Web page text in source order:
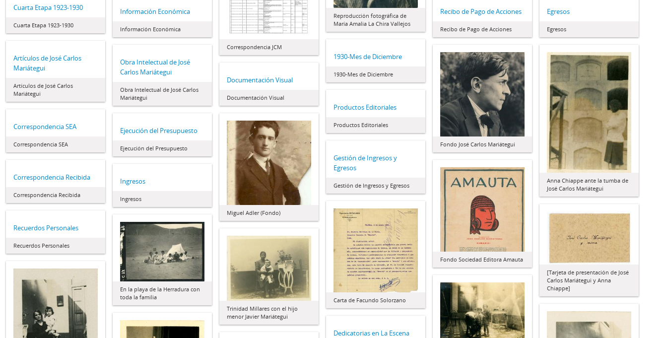
Reproducción fotográfica de
María Amalia La Chira Vallejos
Correspondencia JCM
Cuarta Etapa 1923-1930
Cuarta Etapa 1923-1930
Información Económica
Información Económica
Recibo de Pago de Acciones
Recibo de Pago de Acciones
Egresos
Egresos
1930-Mes de Diciembre
1930-Mes de Diciembre
Artículos de José Carlos
Mariátegui
Artículos de José Carlos
Mariátegui
Obra Intelectual de José
Carlos Mariátegui
Obra Intelectual de José Carlos
Mariátegui
Fondo José Carlos Mariátegui
Anna Chiappe ante la tumba de
José Carlos Mariátegui
Documentación Visual
Documentación Visual
Productos Editoriales
Productos Editoriales
Correspondencia SEA
Correspondencia SEA
Ejecución del Presupuesto
Ejecución del Presupuesto
Miguel Adler (Fondo)
Gestión de Ingresos y
Egresos
Gestión de Ingresos y Egresos
Correspondencia Recibida
Correspondencia Recibida
Fondo Sociedad Editora Amauta
Ingresos
Ingresos
Carta de Facundo Solorzano
[Tarjeta de presentación de José
Carlos Mariátegui y Anna
Chiappe]
Recuerdos Personales
Recuerdos Personales
En la playa de la Herradura con
toda la familia
Trinidad Millares con el hijo
menor Javier Mariátegui
Dedicatorias en La Escena